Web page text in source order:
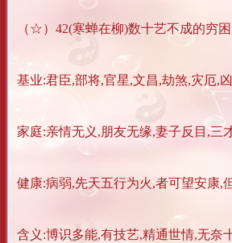
（☆）42(寒蝉在柳)数十艺不成的穷
基业:君臣,部将,官星,文昌,劫煞,灾厄,
家庭:亲情无义,朋友无缘,妻子反目,三
健康:病弱,先天五行为火,者可望安康,
含义:博识多能,有技艺,精通世情,无奈